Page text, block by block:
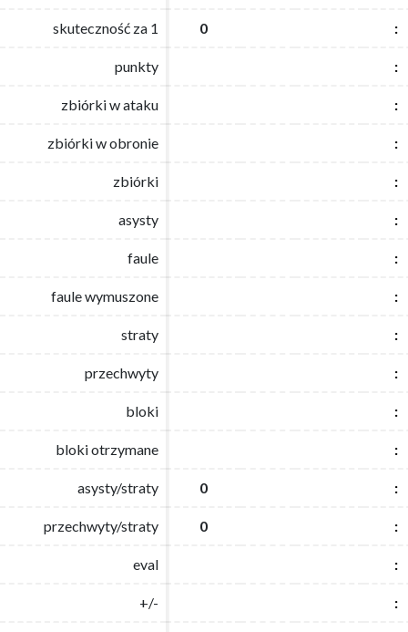
skuteczność za 1 0 :
punkty :
zbiórki w ataku :
zbiórki w obronie :
zbiórki :
asysty :
faule :
faule wymuszone :
straty :
przechwyty :
bloki :
bloki otrzymane :
asysty/straty 0 :
przechwyty/straty 0 :
eval :
+/- :
skuteczność za 1 0 :
punkty :
zbiórki w ataku :
zbiórki w obronie :
zbiórki :
asysty :
faule :
faule wymuszone :
straty :
przechwyty :
bloki :
bloki otrzymane :
asysty/straty 0 :
przechwyty/straty 0 :
eval :
+/- :